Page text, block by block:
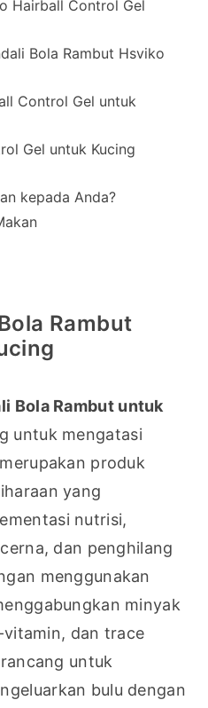
Hairball Control Gel
Bola Rambut Hsviko
Control Gel untuk
Gel untuk Kucing
kepada Anda?
Rambut
Bola Rambut untuk
untuk mengatasi
produk
yang
nutrisi,
dan penghilang
menggunakan
minyak
dan trace
untuk
bulu dengan